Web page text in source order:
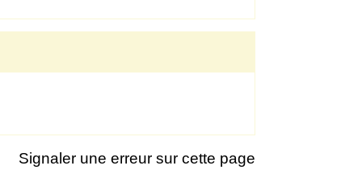
Signaler une erreur sur cette page